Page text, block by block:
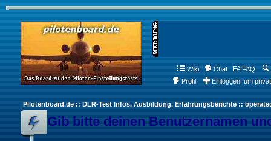
Wiki Chat FAQ
Profil
Einloggen, um
Pilotenboard.de :: DLR-Test Infos, Ausbildung, Erfahrungsberichte ::
Gib bitte deinen Benutzernamen